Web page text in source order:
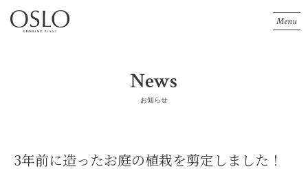
Menu
News
お知らせ
3年前に造ったお庭の植栽を剪定しました！